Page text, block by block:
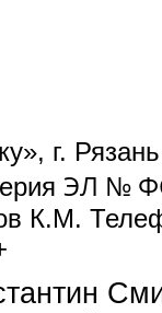
г.
ЭЛ №
К.М.